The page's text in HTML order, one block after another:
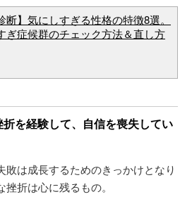
断】気にしすぎる性格の特徴8選。
ぎ症候群のチェック方法＆直し方
を経験して、自信を喪失してい
敗は成長するためのきっかけとなり
折は心に残るもの。